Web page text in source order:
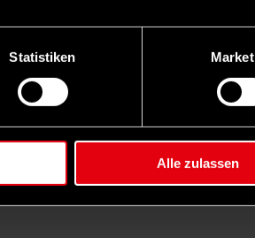
Statistiken
Alle zulassen